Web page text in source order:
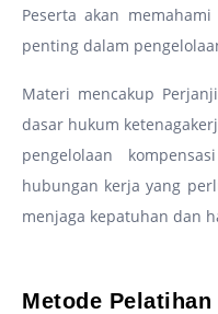
Peserta akan
penting dalam
Materi mencakup
dasar hukum
pengelolaan
hubungan kerja yang
menjaga kepatuhan dan
Metode Pelatihan